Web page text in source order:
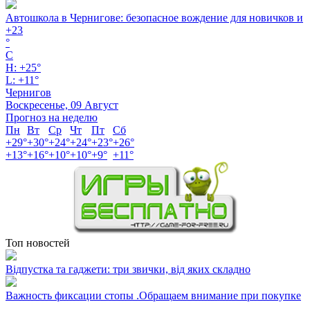
Автошкола в Чернигове: безопасное вождение для новичков и
+23
°
C
H: +25°
L: +11°
Чернигов
Воскресенье, 09 Август
Прогноз на неделю
Пн
Вт Ср Чт Пт
Сб
+29°+30°+24°+24°+23°+26°
+13°+16°+10°+10°+9° +11°
Топ новостей
Відпустка та гаджети: три звички, від яких складно
Важность фиксации стопы .Обращаем внимание при покупке